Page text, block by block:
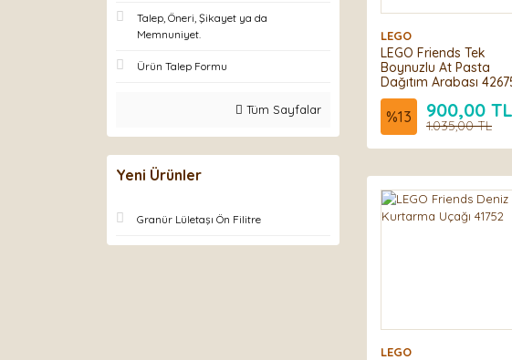
Talep, Öneri, Şikayet ya da
Memnuniyet.
Ürün Talep Formu
Tüm Sayfalar
Yeni Ürünler
Granür Lületaşı Ön Filitre
LEGO
LEGO Friends Tek
Boynuzlu At Pasta
Dağıtım Arabası
– 4 Yaş ve Üzeri için
Mini Bebek İçeren
Oyuncak Yapım Seti
(67 Parça)
%13 900,00 TL
1.035,00 TL
LEGO